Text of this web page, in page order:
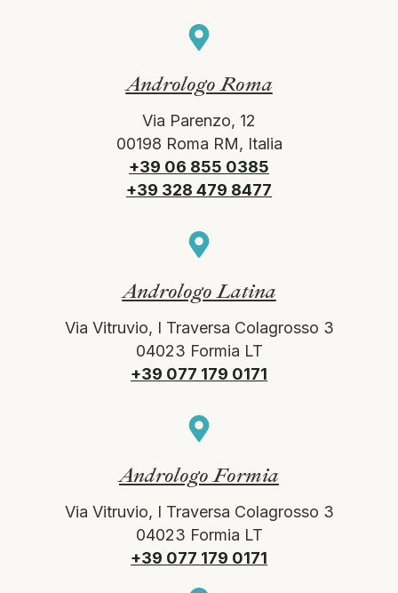
Andrologo Roma
Via Parenzo, 12
00198 Roma RM, Italia
+39 06 855 0385
+39 328 479 8477
Andrologo Latina
Via Vitruvio, I Traversa Colagrosso 3
04023 Formia LT
+39 077 179 0171
Andrologo Formia
Via Vitruvio, I Traversa Colagrosso 3
04023 Formia LT
+39 077 179 0171